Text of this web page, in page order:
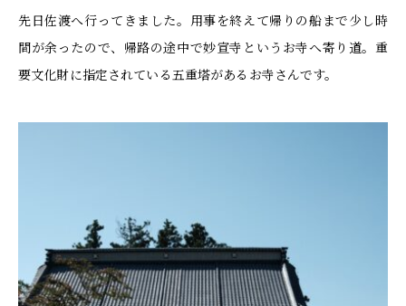
先日佐渡へ行ってきました。用事を終えて帰りの船まで少し時
間が余ったので、帰路の途中で妙宣寺というお寺へ寄り道。重
要文化財に指定されている五重塔があるお寺さんです。